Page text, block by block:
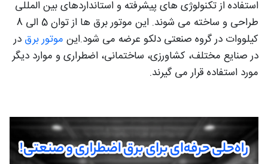
استفاده از تکنولوژی های پیشرفته و استانداردهای بین المللی
طراحی و ساخته می شوند. این موتور برق ها از توان 5 الی 8
کیلووات در گروه صنعتی دلکو عرضه می شود.این موتور برق در
در صنایع مختلف، کشاورزی، ساختمانی، اضطراری و موارد دیگر
مورد استفاده قرار می گیرند.